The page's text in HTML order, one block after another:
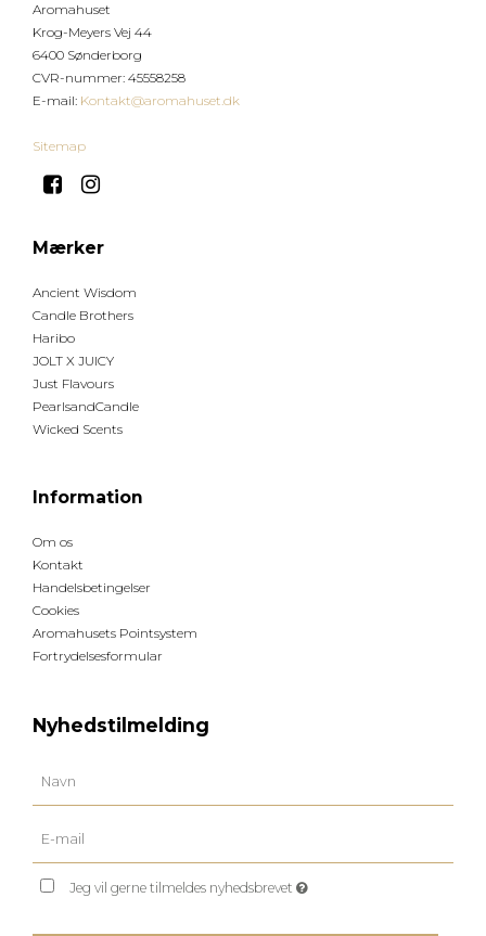
Aromahuset
Krog-Meyers Vej 44
6400 Sønderborg
CVR-nummer: 45558258
E-mail: Kontakt@aromahuset.dk
Sitemap
Mærker
Ancient Wisdom
Candle Brothers
Haribo
JOLT X JUICY
Just Flavours
PearlsandCandle
Wicked Scents
Information
Om os
Kontakt
Handelsbetingelser
Cookies
Aromahusets Pointsystem
Fortrydelsesformular
Nyhedstilmelding
Jeg vil gerne tilmeldes nyhedsbrevet